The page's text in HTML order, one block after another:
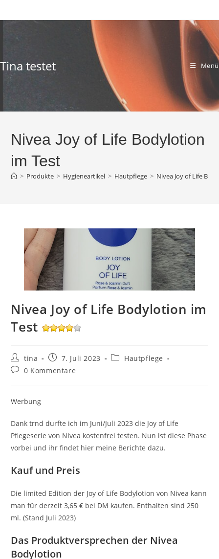
Inhalt
Tina testet Menü
Nivea Joy of Life Bodylotion
im Test
> Produkte > Hygieneartikel > Hautpflege > Nivea Joy of Life
Nivea Joy of Life Bodylotion im
Test
Beitrags-
Autor:
tina
Beitrag
veröffentlicht:
7. Juli 2023
Beitrags-
Hautpflege
Beitrags-
0 Kommentare
Werbung
Dank trnd durfte ich im Juni/Juli 2023 die Joy of Life
Pflegeserie von Nivea kostenfrei testen. Nun ist diese Phase
vorbei und ihr findet hier meine Berichte dazu.
Kauf und Preis
Die limited Edition der Joy of Life Bodylotion von Nivea kann
man für derzeit 3,65 € bei DM kaufen. Enthalten sind 250
ml. (Stand Juli 2023)
Das Produktversprechen der Nivea
Bodylotion